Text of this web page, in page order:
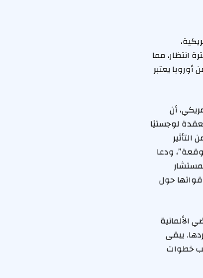
انتظار، مما
يعتبر
أن
لوجستيًا
ودعا
قواتها حول
الألمانية
يبقى
خطوات